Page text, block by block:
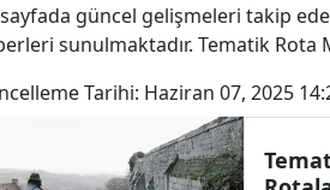
güncel gelişmeleri takip
sunulmaktadır. Tematik
Tarihi: Haziran 07, 2025